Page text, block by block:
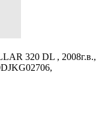
320 DL , 2008г.в.,